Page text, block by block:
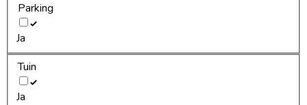
Parking
Ja
Tuin
Ja